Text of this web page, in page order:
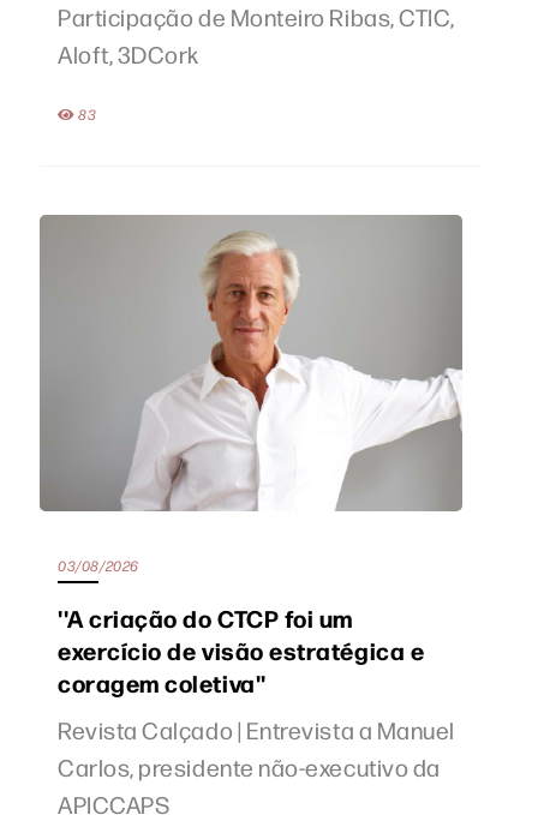
Participação de Monteiro Ribas, CTIC,
Aloft, 3DCork
83
03/08/2026
''A criação do CTCP foi um
exercício de visão estratégica e
coragem coletiva''
Revista Calçado | Entrevista a Manuel
Carlos, presidente não-executivo da
APICCAPS